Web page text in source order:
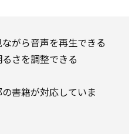
がら音声を再生できる
さを調整できる
書籍が対応していま